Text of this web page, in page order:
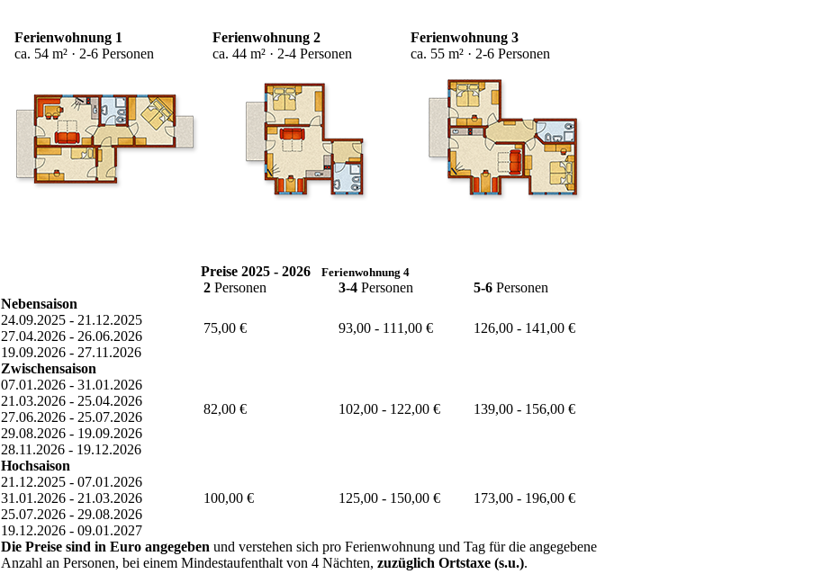
Ferienwohnung 1
ca. 54 m² · 2-6 Personen
Ferienwohnung 2
ca. 44 m² · 2-4 Personen
Ferienwohnung 3
ca. 55 m² · 2-6 Personen
Preise 2025 - 2026 Ferienwohnung 4
2 Personen 3-4 Personen 5-6 Personen
Nebensaison
24.09.2025 - 21.12.2025
27.04.2026 - 26.06.2026
19.09.2026 - 27.11.2026
75,00 € 93,00 - 111,00 € 126,00 - 141,00 €
Zwischensaison
07.01.2026 - 31.01.2026
21.03.2026 - 25.04.2026
27.06.2026 - 25.07.2026
29.08.2026 - 19.09.2026
28.11.2026 - 19.12.2026
82,00 € 102,00 - 122,00 € 139,00 - 156,00 €
Hochsaison
21.12.2025 - 07.01.2026
31.01.2026 - 21.03.2026
25.07.2026 - 29.08.2026
19.12.2026 - 09.01.2027
100,00 € 125,00 - 150,00 € 173,00 - 196,00 €
Die Preise sind in Euro angegeben und verstehen sich pro Ferienwohnung und Tag für die angegebene
Anzahl an Personen, bei einem Mindestaufenthalt von 4 Nächten, zuzüglich Ortstaxe (s.u.).